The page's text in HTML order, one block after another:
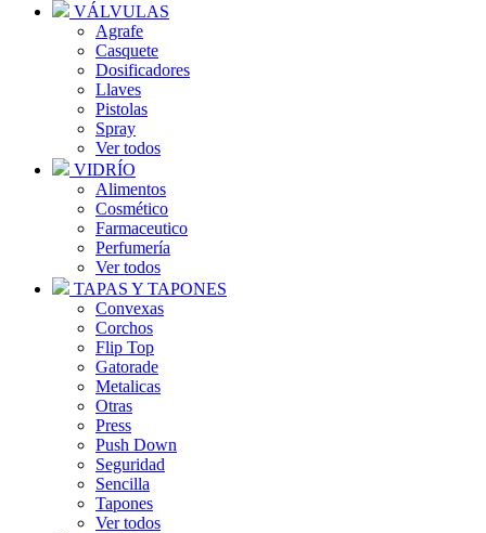
VÁLVULAS
Agrafe
Casquete
Dosificadores
Llaves
Pistolas
Spray
Ver todos
VIDRÍO
Alimentos
Cosmético
Farmaceutico
Perfumería
Ver todos
TAPAS Y TAPONES
Convexas
Corchos
Flip Top
Gatorade
Metalicas
Otras
Press
Push Down
Seguridad
Sencilla
Tapones
Ver todos